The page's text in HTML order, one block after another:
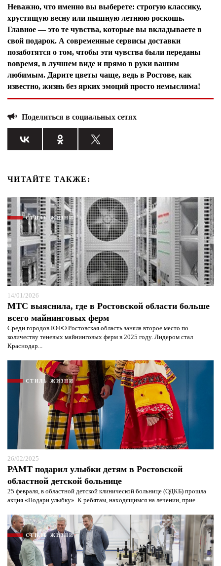
Неважно, что именно вы выберете: строгую классику,
хрустящую весну или пышную летнюю роскошь.
Главное — это те чувства, которые вы вкладываете в
свой подарок. А современные сервисы доставки
позаботятся о том, чтобы эти чувства были переданы
вовремя, в лучшем виде и прямо в руки вашим
любимым. Дарите цветы чаще, ведь в Ростове, как
известно, жизнь без ярких эмоций просто немыслима!
Поделиться в социальных сетях
ЧИТАЙТЕ ТАКЖЕ:
СТИЛЬ ЖИЗНИ
14/01/2026
МТС выяснила, где в Ростовской области больше
всего майнинговых ферм
Среди городов ЮФО Ростовская область заняла второе место по
количеству теневых майнинговых ферм в 2025 году. Лидером стал
Краснодар...
СТИЛЬ ЖИЗНИ
26/02/2025
РАМТ подарил улыбки детям в Ростовской
областной детской больнице
25 февраля, в областной детской клинической больнице (ОДКБ) прошла
акция «Подари улыбку». К ребятам, находящимся на лечении, прие...
СТИЛЬ ЖИЗНИ
Я согласен сполитикой конфиденциальности и
защиты информации*
Я согласен с
политикой конфиденциальности и
защиты информации*